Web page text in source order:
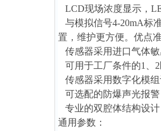
LCD现场浓度显示，
与模拟信号4-20mA标
置，维护更方便。优点
传感器采用进口气体
可用于工厂条件的1、
传感器采用数字化模
可选配的防爆声光报
专业的双腔体结构设
通用参数：